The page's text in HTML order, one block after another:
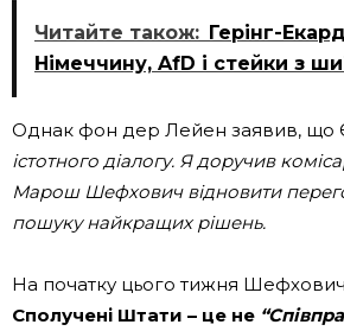
Читайте також: Герінг-
Німеччину, AfD і стейки з
Однак фон дер Лейен заявив, що
істотного діалогу. Я доручив
Марош Шефхович відновити
пошуку найкращих рішень.
На початку цього тижня
Сполучені Штати – це не